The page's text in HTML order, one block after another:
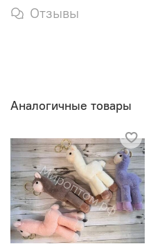
Отзывы
Аналогичные товары